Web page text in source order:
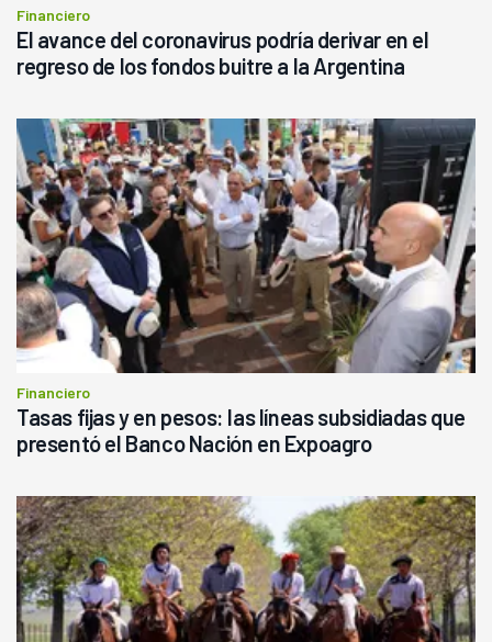
Financiero
El avance del coronavirus podría derivar en el
regreso de los fondos buitre a la Argentina
Financiero
Tasas fijas y en pesos: las líneas subsidiadas que
presentó el Banco Nación en Expoagro